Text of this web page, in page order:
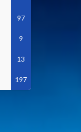
97
9
13
197